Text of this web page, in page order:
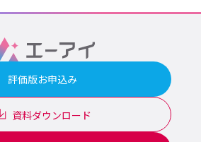
評価版お申込み
資料ダウンロード